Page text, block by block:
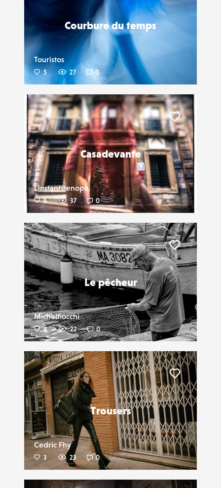
Courbure du temps
Touristos
5 27 0
Casadevante
Linstantstenope
6 37 0
Liker
Le pêcheur
Michelfiocchi
4 22 0
Liker
Trousers
Cedric Fhy
3 23 0
Liker